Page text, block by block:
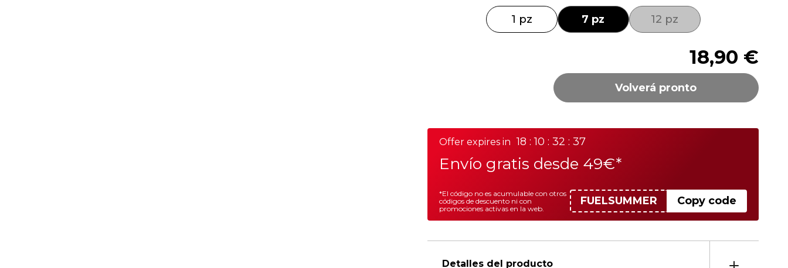
1 pz 7 pz 12 pz
18,90 €
Volverá pronto
Offer expires in 18 : 10 : 32 : 37
Envío gratis desde 49€*
FUELSUMMER Copy code
*El código no es acumulable con otros
códigos de descuento ni con
promociones activas en la web.
Detalles del producto